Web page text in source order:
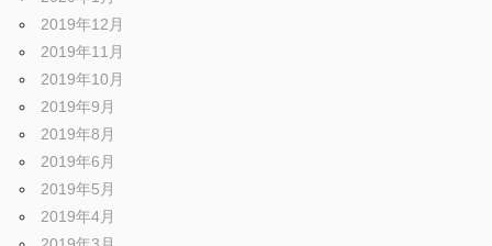
2019年12月
2019年11月
2019年10月
2019年9月
2019年8月
2019年6月
2019年5月
2019年4月